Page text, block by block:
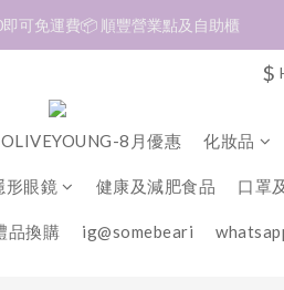
$30 💛商品可郵寄至澳門🇲🇴及台灣🇹🇼
$30 💛商品可郵寄至澳門🇲🇴及台灣🇹🇼
$
OLIVEYOUNG-8月優惠 化妝品
形眼鏡 健康及減肥食品 口罩
品換購 ig@somebeari